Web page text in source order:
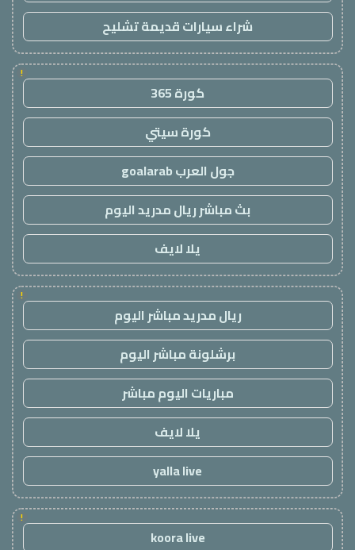
شراء سيارات قديمة تشليح
!
كورة 365
كورة سيتي
جول العرب goalarab
بث مباشر ريال مدريد اليوم
يلا لايف
!
ريال مدريد مباشر اليوم
برشلونة مباشر اليوم
مباريات اليوم مباشر
يلا لايف
yalla live
!
koora live